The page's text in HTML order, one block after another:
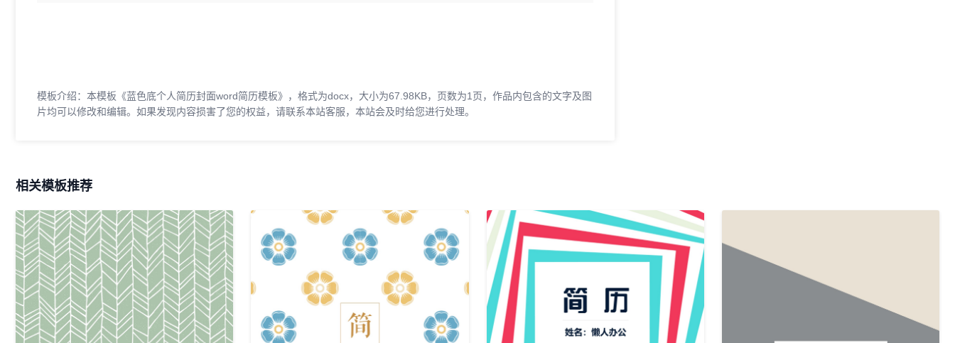
模板介绍：本模板《蓝色底个人简历封面word简历模板》，格式为docx，大小为67.98KB，页数为1页，作品内包含的文字及图
片均可以修改和编辑。如果发现内容损害了您的权益，请联系本站客服，本站会及时给您进行处理。
相关模板推荐